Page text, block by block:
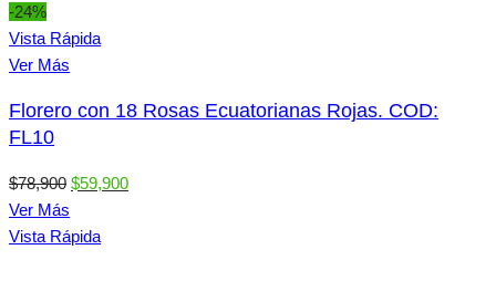
-24%
Vista Rápida
Ver Más
Florero con 18 Rosas Ecuatorianas Rojas. COD:
FL10
$78,900 El
original
$59,900El
Ver Más
Vista Rápida